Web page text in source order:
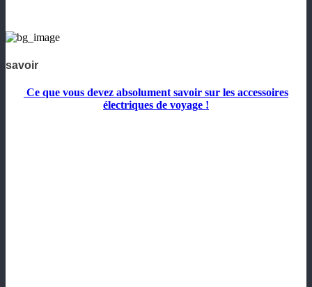
savoir
Ce que vous devez absolument savoir sur les accessoires
électriques de voyage !